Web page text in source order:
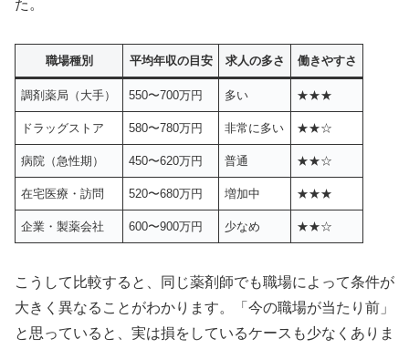
た。
職場種別 平均年収の目安 求人の多さ 働きやすさ
調剤薬局（大手） 550〜700万円 多い ★★★
ドラッグストア 580〜780万円 非常に多い ★★☆
病院（急性期） 450〜620万円 普通 ★★☆
在宅医療・訪問 520〜680万円 増加中 ★★★
企業・製薬会社 600〜900万円 少なめ ★★☆
こうして比較すると、同じ薬剤師でも職場によって条件が
大きく異なることがわかります。「今の職場が当たり前」
と思っていると、実は損をしているケースも少なくありま